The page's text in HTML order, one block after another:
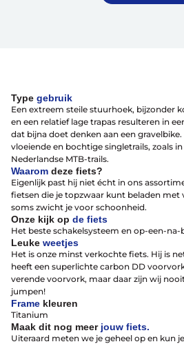
Alles voor de fietsvakantie
Paklijst
Bikepacking
Fiets in vliegtuig
Cursussen en lezingen
Webshop
Type gebruik
Een extreem steile stuurhoek, bijzonder
en een relatief lage trapas resulteren in
dat bijna doet denken aan een
vloeiende en bochtige singletrails, zoals
Nederlandse MTB-trails.
Waarom deze fiets?
Eigenlijk past hij niet écht in ons
fietsen die je topzwaar kunt beladen met
soms zwicht je voor schoonheid.
Onze kijk op de fiets
Het beste schakelsysteem en op-een-
Leuke weetjes
Het is onze minst verkochte fiets. Hij is
heeft een superlichte carbon DD
verende voorvork, maar daar zijn wij
jumpen!
Frame kleuren
Titanium
Maak dit nog meer jouw fiets.
Uiteraard meten we je geheel op en kun